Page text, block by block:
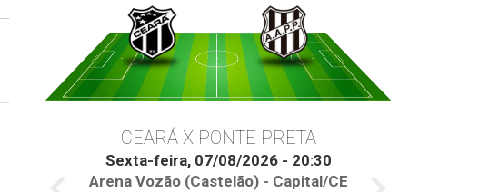
CEARÁ X PONTE PRETA
Sexta-feira, 07/08/2026 - 20:30
Arena Vozão (Castelão) - Capital/CE